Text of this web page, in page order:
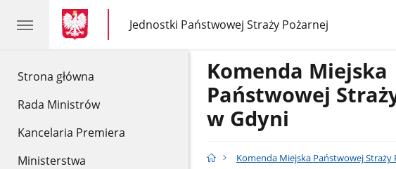
Strona główna
Rada Ministrów
Kancelaria Premiera
Ministerstwa
gov.pl
gov.pl
Jednostki Państwowej Straży Pożarnej
gov.pl
Jednostki
Państwowej
Komenda Miejska
Państwowej
w Gdyni
Komenda Miejska Państwowej Straży